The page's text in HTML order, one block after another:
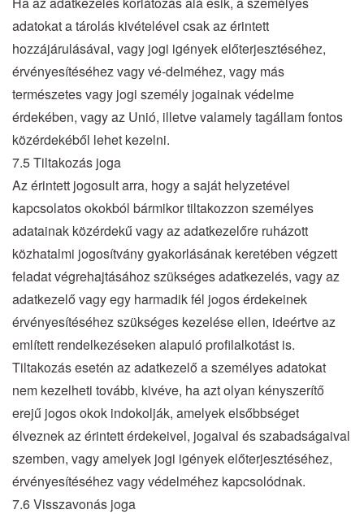
adatokat a tárolás kivételével csak az érintett
hozzájárulásával, vagy jogi igények előterjesztéséhez,
érvényesítéséhez vagy vé-delméhez, vagy más
természetes vagy jogi személy jogainak védelme
érdekében, vagy az Unió, illetve valamely tagállam fontos
közérdekéből lehet kezelni.
7.5 Tiltakozás joga
Az érintett jogosult arra, hogy a saját helyzetével
kapcsolatos okokból bármikor tiltakozzon személyes
adatainak közérdekű vagy az adatkezelőre ruházott
közhatalmi jogosítvány gyakorlásának keretében végzett
feladat végrehajtásához szükséges adatkezelés, vagy az
adatkezelő vagy egy harmadik fél jogos érdekeinek
érvényesítéséhez szükséges kezelése ellen, ideértve az
említett rendelkezéseken alapuló profilalkotást is.
Tiltakozás esetén az adatkezelő a személyes adatokat
nem kezelheti tovább, kivéve, ha azt olyan kényszerítő
erejű jogos okok indokolják, amelyek elsőbbséget
élveznek az érintett érdekeivel, jogaival és szabadságaival
szemben, vagy amelyek jogi igények előterjesztéséhez,
érvényesítéséhez vagy védelméhez kapcsolódnak.
7.6 Visszavonás joga